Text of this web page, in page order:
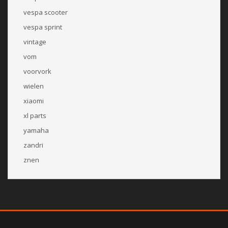
vespa scooter
vespa sprint
vintage
vom
voorvork
wielen
xiaomi
xl parts
yamaha
zandri
znen